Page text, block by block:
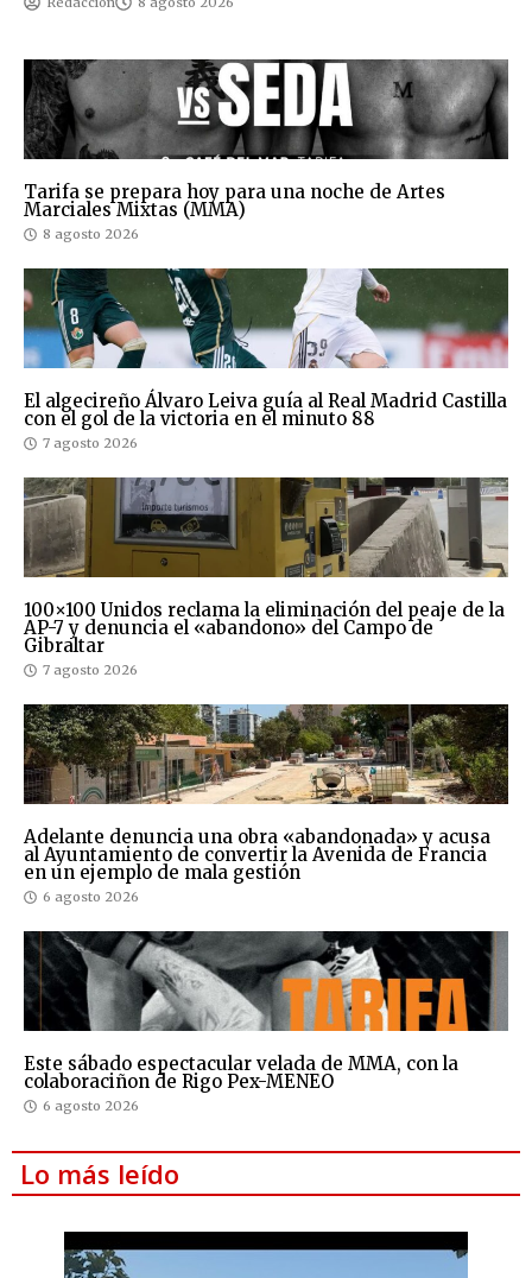
Tarifa se prepara hoy para una noche de Artes
Marciales Mixtas (MMA)
8 agosto 2026
El algecireño Álvaro Leiva guía al Real Madrid Castilla
con el gol de la victoria en el minuto 88
7 agosto 2026
100×100 Unidos reclama la eliminación del peaje de la
AP-7 y denuncia el «abandono» del Campo de
Gibraltar
7 agosto 2026
Adelante denuncia una obra «abandonada» y acusa
al Ayuntamiento de convertir la Avenida de Francia
en un ejemplo de mala gestión
6 agosto 2026
Este sábado espectacular velada de MMA, con la
colaboraciñon de Rigo Pex-MENEO
6 agosto 2026
Lo más leído